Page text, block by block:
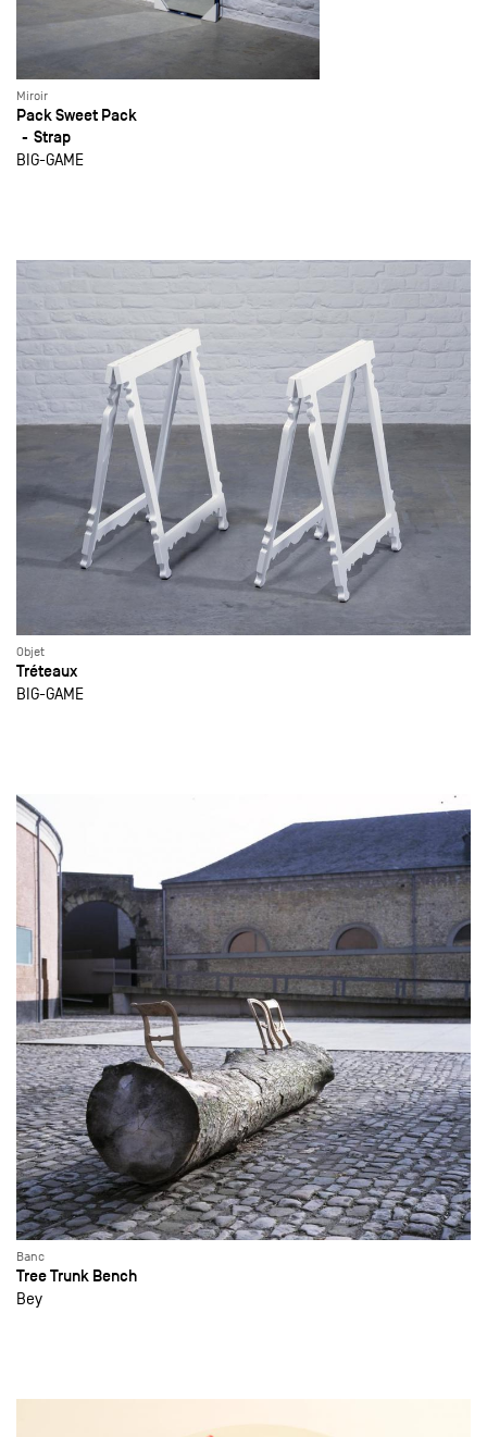
Miroir
Pack Sweet Pack
Strap
BIG-GAME
Objet
Tréteaux
BIG-GAME
Banc
Tree Trunk Bench
Bey